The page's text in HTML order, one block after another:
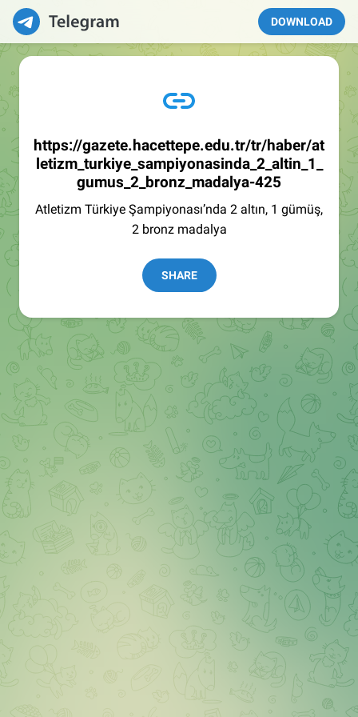
DOWNLOAD
https://gazete.hacettepe.edu.tr/tr/haber/at
letizm_turkiye_sampiyonasinda_2_altin_1_
gumus_2_bronz_madalya-425
Atletizm Türkiye Şampiyonası’nda 2 altın, 1 gümüş,
2 bronz madalya
SHARE